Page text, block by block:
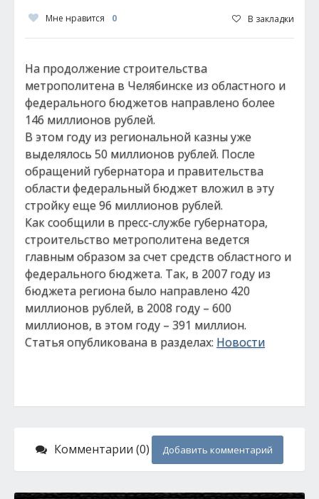
Мне нравится 0 В закладки
На продолжение строительства
метрополитена в Челябинске из областного и
федерального бюджетов направлено более
146 миллионов рублей.
В этом году из региональной казны уже
выделялось 50 миллионов рублей. После
обращений губернатора и правительства
области федеральный бюджет вложил в эту
стройку еще 96 миллионов рублей.
Как сообщили в пресс-службе губернатора,
строительство метрополитена ведется
главным образом за счет средств областного и
федерального бюджета. Так, в 2007 году из
бюджета региона было направлено 420
миллионов рублей, в 2008 году – 600
миллионов, в этом году – 391 миллион.
Статья опубликована в разделах: Новости
Комментарии (0) Добавить комментарий